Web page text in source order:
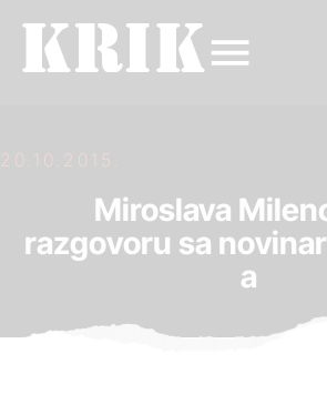
20.10.2015.
Miroslava
razgovoru sa
a